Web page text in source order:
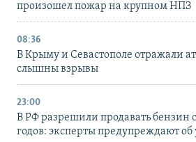
произошел пожар на крупном НПЗ
08:36
В Крыму и Севастополе отражали
слышны взрывы
23:00
В РФ разрешили продавать бензин
годов: эксперты предупреждают об